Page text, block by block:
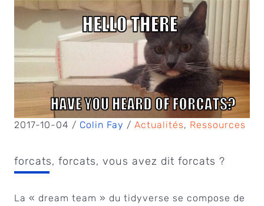
2017-10-04 / Colin Fay / Actualités, Ressources
forcats, forcats, vous avez dit forcats ?
La « dream team » du tidyverse se compose de